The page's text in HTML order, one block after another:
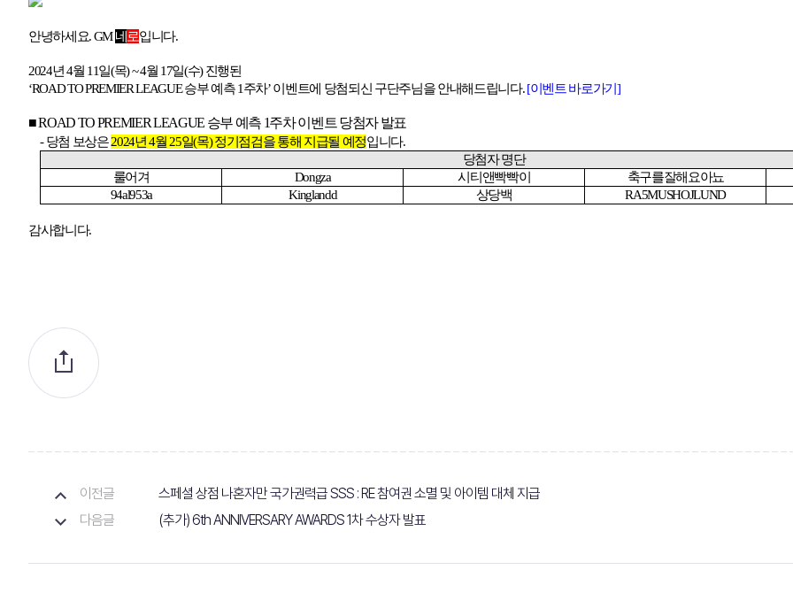
안녕하세요. GM네 로입니다.
2024년4월 11일(목) ~ 4월 17일(수)진행된
‘ROAD TO PREMIER LEAGUE승부 예측1주차’이벤트에 당첨되신 구단주님을 안내해드립니다.[이벤트 바로가기]
■ ROAD TO PREMIER LEAGUE 승부 예측 1주차 이벤트 당첨자 발표
-당첨 보상은2024년4월 25일(목)정기점검을 통해 지급될 예정입니다.
당첨자 명단
룰어겨
Dongza 시티앤빡빡이
축구를잘해요아뇨
94al953a
Kinglandd 상당백 RA5MUSHOJLUND
감사합니다.
이전글
스페셜 상점 나혼자만 국가권력급 SSS : RE 참여권 소멸 및 아이템 대체 지급
다음글
(추가) 6th ANNIVERSARY AWARDS 1차 수상자 발표